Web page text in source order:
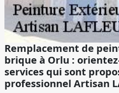
Remplacement de
brique à Orlu :
services qui sont
professionnel Artisan